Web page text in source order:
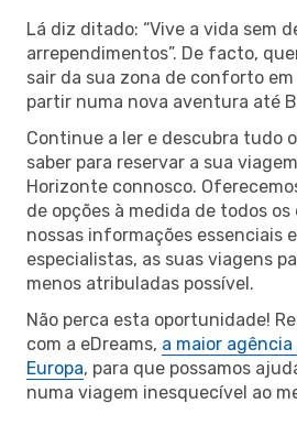
Lá diz ditado: “Vive a vida sem
arrependimentos”. De facto,
sair da sua zona de conforto
partir numa nova aventura até
Continue a ler e descubra tudo
saber para reservar a sua
Horizonte connosco.
de opções à medida de todos
nossas informações essenciais
especialistas, as suas viagens
menos atribuladas possível.
Não perca esta oportunidade!
com a eDreams, a maior
Europa, para que possamos
numa viagem inesquecível ao